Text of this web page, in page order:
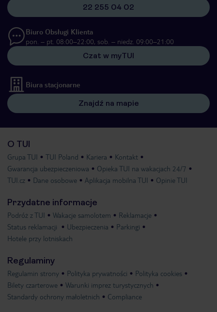
22 255 04 02
Biuro Obsługi Klienta
pon. – pt. 08:00–22:00, sob. – niedz. 09:00–21:00
Czat w myTUI
Biura stacjonarne
Znajdź na mapie
O TUI
Grupa TUI TUI Poland Kariera
Kontakt
Gwarancja ubezpieczeniowa
Opieka TUI na wakacjach 24/7
TUI.cz
Dane osobowe Aplikacja mobilna TUI Opinie TUI
Przydatne informacje
Podróż z TUI Wakacje samolotem
Reklamacje
Status reklamacji
Ubezpieczenia
Parkingi
Hotele przy lotniskach
Regulaminy
Regulamin strony Polityka prywatności
Polityka cookies
Bilety czarterowe
Warunki imprez turystycznych
Standardy ochrony małoletnich
Compliance